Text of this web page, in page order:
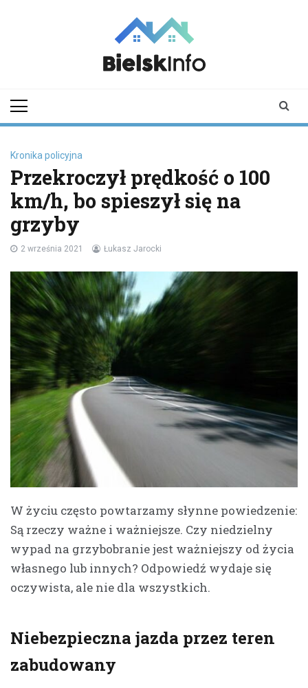
Podlaskiego i
Kronika policyjna
Przekroczył prędkość o 100
km/h, bo spieszył się na
grzyby
2 września 2021 Łukasz Jarocki
W życiu często powtarzamy słynne powiedzenie:
Są rzeczy ważne i ważniejsze. Czy niedzielny
wypad na grzybobranie jest ważniejszy od życia
własnego lub innych? Odpowiedź wydaje się
oczywista, ale nie dla wszystkich.
Niebezpieczna jazda przez teren
zabudowany